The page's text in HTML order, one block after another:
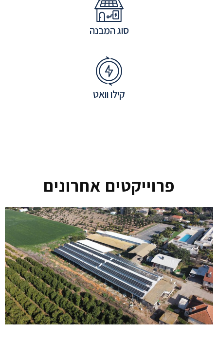
סוג המבנה
קילו וואט
פרוייקטים אחרונים